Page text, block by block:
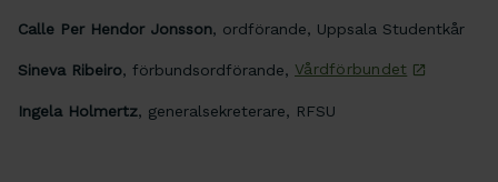
Calle Per Hendor Jonsson, ordförande, Uppsala Studentkår
Sineva Ribeiro, förbundsordförande, Vårdförbundet
Ingela Holmertz, generalsekreterare, RFSU